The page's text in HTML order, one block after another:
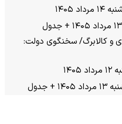
و کالابرگ/ سخنگوی دولت: